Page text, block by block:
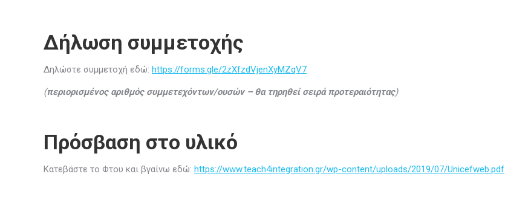
Δήλωση συμμετοχής
Δηλώστε συμμετοχή εδώ: https://forms.gle/2zXfzdVjenXyMZqV7
(περιορισμένος αριθμός συμμετεχόντων/ουσών – θα τηρηθεί σειρά προτεραιότητας)
Πρόσβαση στο υλικό
Κατεβάστε το Φτου και βγαίνω εδώ: https://www.teach4integration.gr/wp-content/uploads/2019/07/Unicefweb.pdf